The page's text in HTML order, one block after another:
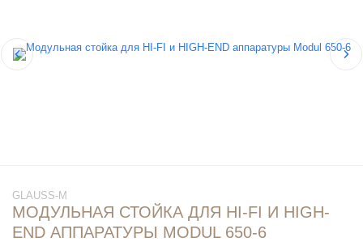
GLAUSS-M
МОДУЛЬНАЯ СТОЙКА ДЛЯ HI-FI И HIGH-
END АППАРАТУРЫ MODUL 650-6